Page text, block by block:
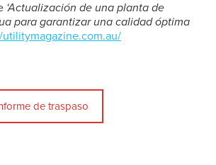
‘Actualización de una planta de
para garantizar una calidad óptima
de traspaso